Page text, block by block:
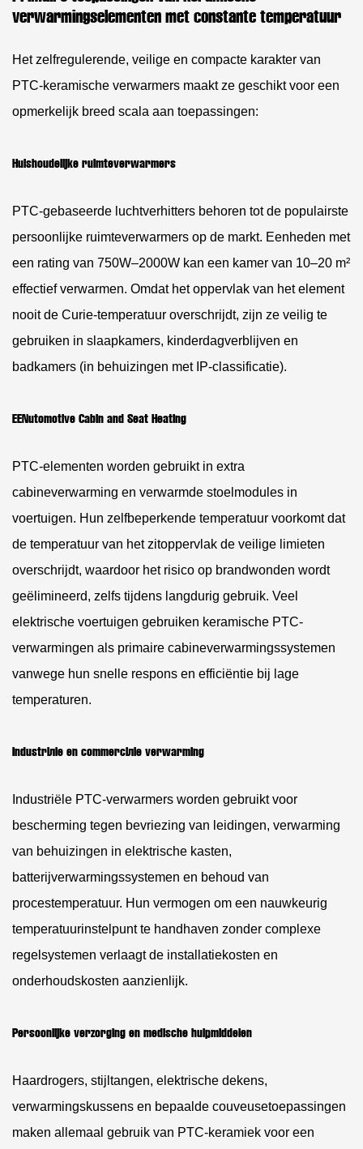
verwarmingselementen met constante temperatuur
Het zelfregulerende, veilige en compacte karakter van
PTC-keramische verwarmers maakt ze geschikt voor een
opmerkelijk breed scala aan toepassingen:
Huishoudelijke ruimteverwarmers
PTC-gebaseerde luchtverhitters behoren tot de populairste
persoonlijke ruimteverwarmers op de markt. Eenheden met
een rating van 750W–2000W kan een kamer van 10–20 m²
effectief verwarmen. Omdat het oppervlak van het element
nooit de Curie-temperatuur overschrijdt, zijn ze veilig te
gebruiken in slaapkamers, kinderdagverblijven en
badkamers (in behuizingen met IP-classificatie).
EENutomotive Cabin and Seat Heating
PTC-elementen worden gebruikt in extra
cabineverwarming en verwarmde stoelmodules in
voertuigen. Hun zelfbeperkende temperatuur voorkomt dat
de temperatuur van het zitoppervlak de veilige limieten
overschrijdt, waardoor het risico op brandwonden wordt
geëlimineerd, zelfs tijdens langdurig gebruik. Veel
elektrische voertuigen gebruiken keramische PTC-
verwarmingen als primaire cabineverwarmingssystemen
vanwege hun snelle respons en efficiëntie bij lage
temperaturen.
Industriële en commerciële verwarming
Industriële PTC-verwarmers worden gebruikt voor
bescherming tegen bevriezing van leidingen, verwarming
van behuizingen in elektrische kasten,
batterijverwarmingssystemen en behoud van
procestemperatuur. Hun vermogen om een ​​nauwkeurig
temperatuurinstelpunt te handhaven zonder complexe
regelsystemen verlaagt de installatiekosten en
onderhoudskosten aanzienlijk.
Persoonlijke verzorging en medische hulpmiddelen
Haardrogers, stijltangen, elektrische dekens,
verwarmingskussens en bepaalde couveusetoepassingen
maken allemaal gebruik van PTC-keramiek voor een